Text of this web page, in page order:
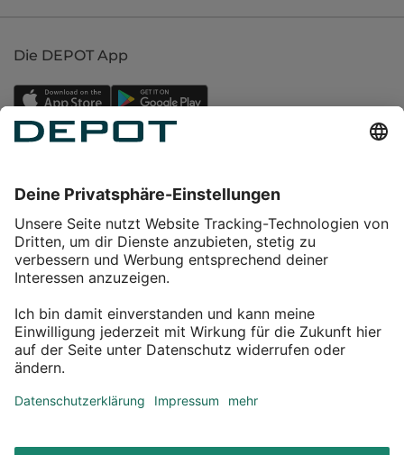
Die DEPOT App
Service
Über DEPOT
Kontakt